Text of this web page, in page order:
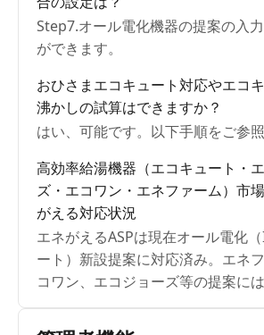
示 になることがあります。
Step7.オール電化機器の提案の入
ができます。
おひさまエコキュート対応やエコ
沸かしの試算はできますか？
はい、可能です。以下手順をご参照
高効率給湯機器（エコキュート・
ズ・エコワン・エネファーム）市
がえる対応状況
エネがえるASPは現在オール電化
ート）新設提案に対応済み。エネ
コワン、エコジョーズ等の提案に
す。